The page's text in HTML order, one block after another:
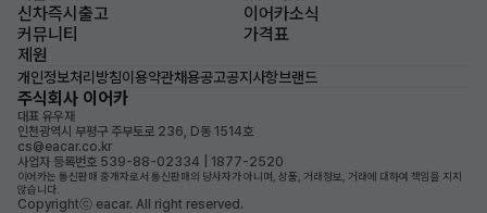
신차즉시출고
이어카소식
커뮤니티
가격표
제원
개인정보처리방침이용약관채용공고공지사항브랜드
주식회사 이어카
대표 유우재
인천광역시 부평구 주부토로 236, D동 1514호
cs@eacar.co.kr
사업자 등록번호 539-88-02334 | 1877-2520
이어카는 통신판매 중개자로서 통신판매의 당사자가 아니며, 상품, 거래정보, 거래에 대하여 책임을 지지
않습니다.
Copyrightⓒ eacar. All right reserved.